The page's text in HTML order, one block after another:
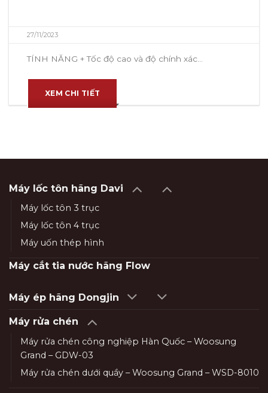
27/11/2023
TÍNH NĂNG + Tốc độ cao và độ chính xác...
XEM CHI TIẾT
Máy lốc tôn hãng Davi
Máy lốc tôn 3 trục
Máy lốc tôn 4 trục
Máy uốn thép hình
Máy cắt tia nước hãng Flow
Máy ép hãng Dongjin
Máy rửa chén
Máy rửa chén công nghiệp Hàn Quốc – Woosung
Grand – GDW-03
Máy rửa chén dưới quầy – Woosung Grand – WSD-8010